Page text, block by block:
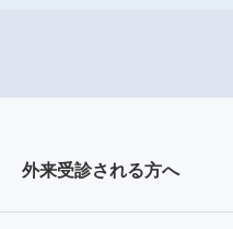
外来受診される方へ